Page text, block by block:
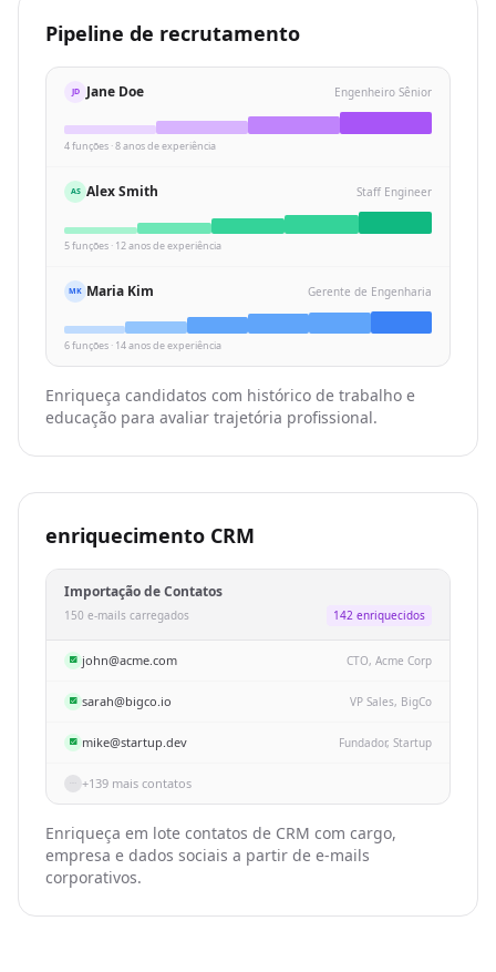
Pipeline de recrutamento
JD Jane Doe Engenheiro Sênior
4 funções · 8 anos de experiência
AS Alex Smith Staff Engineer
5 funções · 12 anos de experiência
MK Maria Kim Gerente de Engenharia
6 funções · 14 anos de experiência
Enriqueça candidatos com histórico de trabalho e
educação para avaliar trajetória profissional.
enriquecimento CRM
Importação de Contatos
150 e-mails carregados 142 enriquecidos
john@acme.com CTO, Acme Corp
sarah@bigco.io VP Sales, BigCo
mike@startup.dev Fundador, Startup
+139 mais contatos
Enriqueça em lote contatos de CRM com cargo,
empresa e dados sociais a partir de e-mails
corporativos.